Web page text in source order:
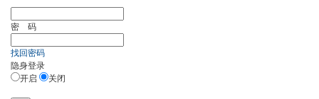
密 码
找回密码
隐身登录
开启
关闭